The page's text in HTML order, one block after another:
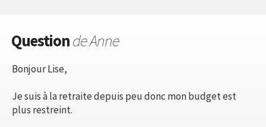
Questionde Anne
Bonjour Lise,
Je suis à la retraite depuis peu donc mon budget est
plus restreint.